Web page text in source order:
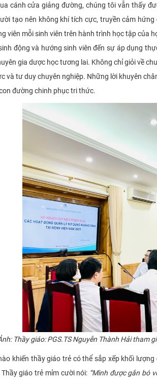
cánh cửa giảng đường, chúng tôi vẫn thấy
tạo nên không khí tích cực, truyền cảm
viên mỗi sinh viên trên hành trình học tập của
động và hướng sinh viên đến sự áp dụng
gia dược học tương lai. Không chỉ giỏi về
và tư duy chuyên nghiệp. Những lời khuyên
đường chinh phục tri thức.
Thầy giáo: PGS.TS Nguyễn Thành Hải tham
thầy giáo trẻ có thể sắp xếp khối lượng
giáo trẻ mỉm cười nói: “Mình được gắn bó